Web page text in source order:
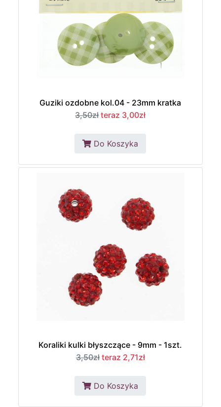
Guziki ozdobne kol.04 - 23mm kratka
3,50zł teraz 3,00zł
Do Koszyka
Koraliki kulki błyszczące - 9mm - 1szt.
3,50zł teraz 2,71zł
Do Koszyka